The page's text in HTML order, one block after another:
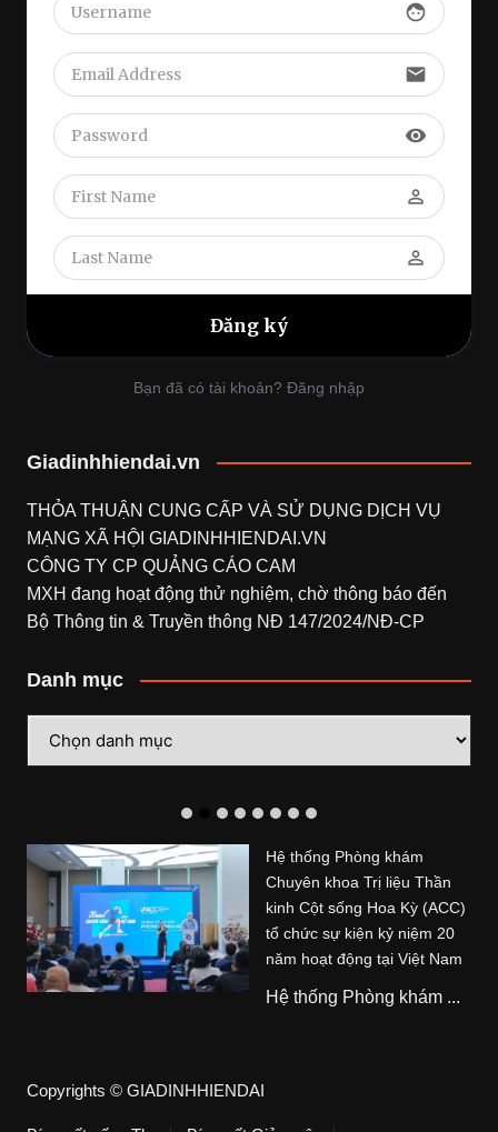
face
email
visibility
perm_identity
perm_identity
Bạn đã có tài khoản? Đăng nhập
Giadinhhiendai.vn
THỎA THUẬN CUNG CẤP VÀ SỬ DỤNG DỊCH VỤ
MẠNG XÃ HỘI GIADINHHIENDAI.VN
CÔNG TY CP QUẢNG CÁO CAM
MXH đang hoạt động thử nghiệm, chờ thông báo đến
Bộ Thông tin & Truyền thông NĐ 147/2024/NĐ-CP
Danh mục
mục
Hệ thống Phòng khám
Chuyên khoa Trị liệu Thần
kinh Cột sống Hoa Kỳ (ACC)
tổ chức sự kiện kỷ niệm 20
năm hoạt động tại Việt Nam
Hệ thống Phòng khám ...
Copyrights © GIADINHHIENDAI